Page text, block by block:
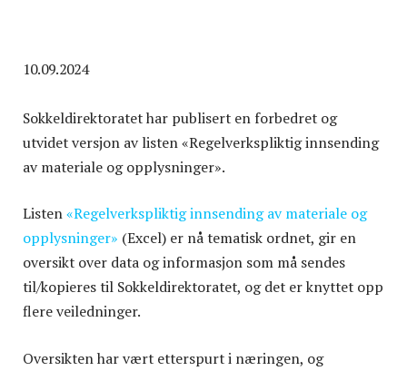
10.09.2024
Sokkeldirektoratet har publisert en forbedret og
utvidet versjon av listen «Regelverkspliktig innsending
av materiale og opplysninger».
Listen«Regelverkspliktig innsending av materiale og
opplysninger» (Excel) er nå tematisk ordnet, gir en
oversikt over data og informasjon som må sendes
til/kopieres til Sokkeldirektoratet, og det er knyttet opp
flere veiledninger.
Oversikten har vært etterspurt i næringen, og